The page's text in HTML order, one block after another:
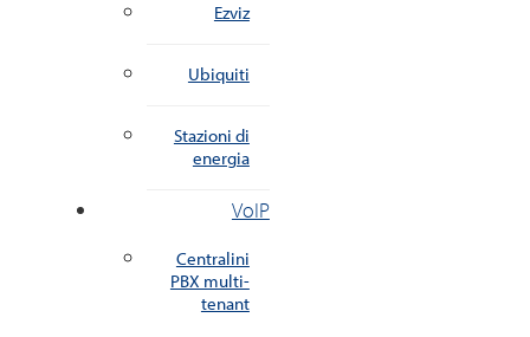
Ezviz
Ubiquiti
Stazioni di
energia
VoIP
Centralini
PBX multi-
tenant